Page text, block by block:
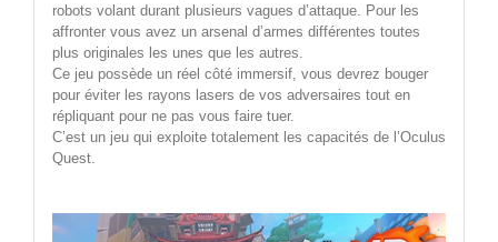
robots volant durant plusieurs vagues d’attaque. Pour les
affronter vous avez un arsenal d’armes différentes toutes
plus originales les unes que les autres.
Ce jeu possède un réel côté immersif, vous devrez bouger
pour éviter les rayons lasers de vos adversaires tout en
répliquant pour ne pas vous faire tuer.
C’est un jeu qui exploite totalement les capacités de l’Oculus
Quest.